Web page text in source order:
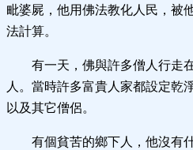
毗婆屍，他用佛法教化人民，被
法計算。
有一天，佛與許多僧人行走
人。當時許多富貴人家都設定乾
以及其它僧侶。
有個貧苦的鄉下人，他沒有